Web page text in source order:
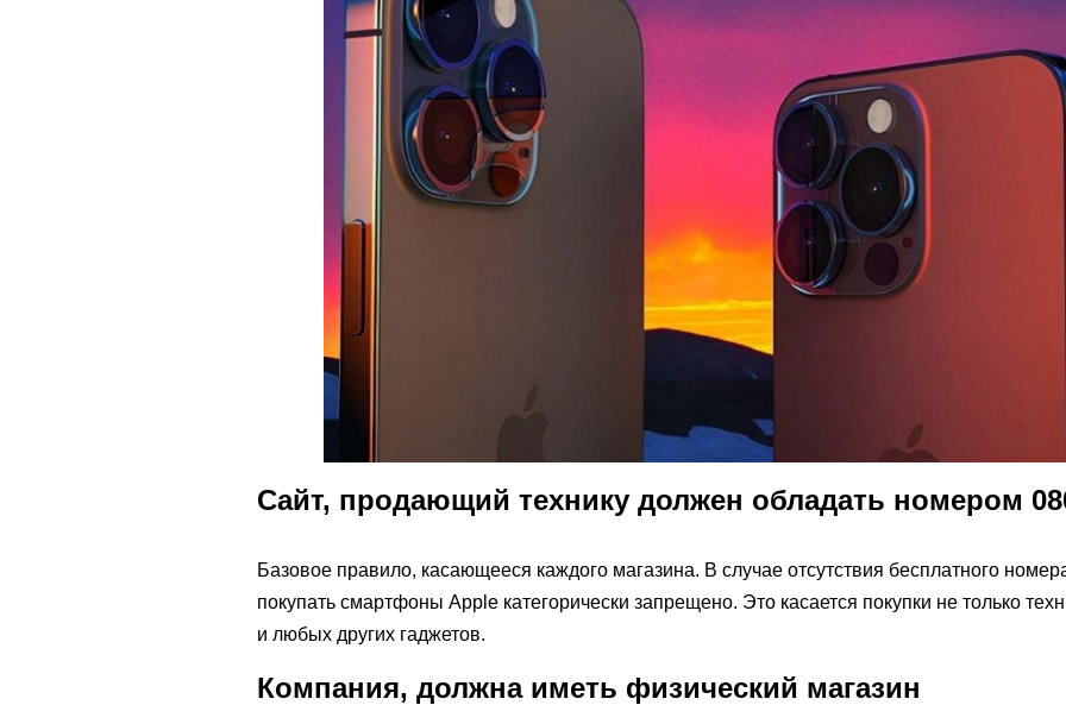
Сайт, продающий технику должен обладать номером
Базовое правило, касающееся каждого магазина. В случае отсутствия бесплатного
покупать смартфоны Apple категорически запрещено. Это касается покупки не только
и любых других гаджетов.
Компания, должна иметь физический магазин